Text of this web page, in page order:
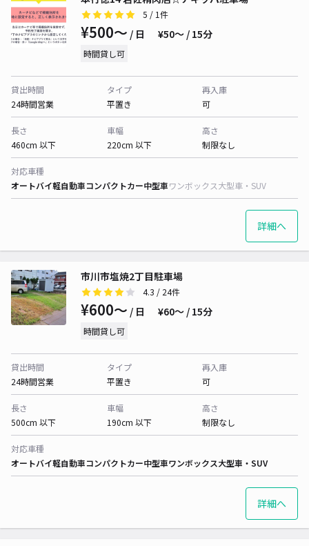
5 / 1件
¥500〜 / 日 ¥50〜 / 15分
時間貸し可
貸出時間
24時間営業
タイプ
平置き
再入庫
可
長さ
460cm 以下
車幅
220cm 以下
高さ
制限なし
対応車種
オートバイ軽自動車コンパクトカー中型車ワンボックス大型車・SUV
詳細へ
市川市塩焼2丁目駐車場
4.3 / 24件
¥600〜 / 日 ¥60〜 / 15分
時間貸し可
貸出時間
24時間営業
タイプ
平置き
再入庫
可
長さ
500cm 以下
車幅
190cm 以下
高さ
制限なし
対応車種
オートバイ軽自動車コンパクトカー中型車ワンボックス大型車・SUV
詳細へ